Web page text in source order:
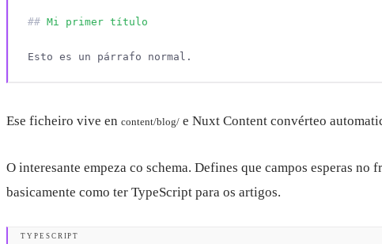
##
Ese ficheiro vive en content/blog/ e Nuxt Content convérteo
O interesante empeza co schema. Defines que campos esperas
basicamente como ter TypeScript para os artigos.
TYPESCRIPT